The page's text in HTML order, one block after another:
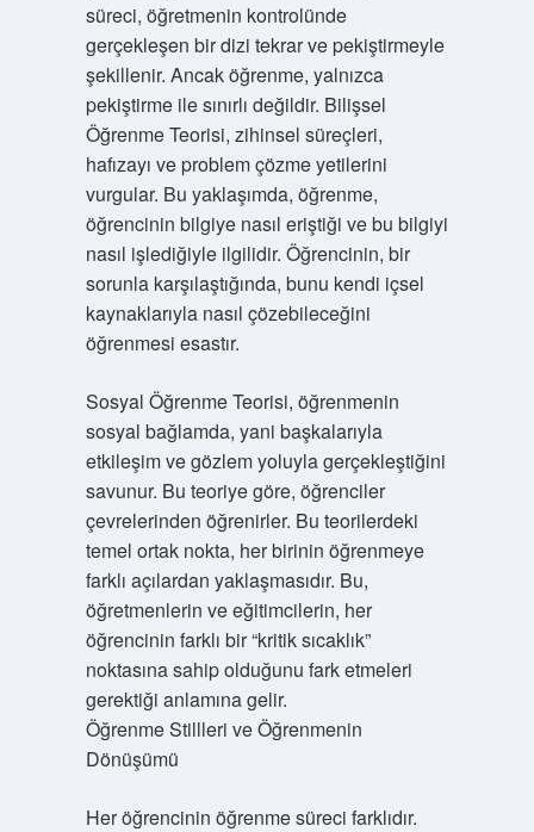
süreci, öğretmenin kontrolünde
gerçekleşen bir dizi tekrar ve pekiştirmeyle
şekillenir. Ancak öğrenme, yalnızca
pekiştirme ile sınırlı değildir. Bilişsel
Öğrenme Teorisi, zihinsel süreçleri,
hafızayı ve problem çözme yetilerini
vurgular. Bu yaklaşımda, öğrenme,
öğrencinin bilgiye nasıl eriştiği ve bu bilgiyi
nasıl işlediğiyle ilgilidir. Öğrencinin, bir
sorunla karşılaştığında, bunu kendi içsel
kaynaklarıyla nasıl çözebileceğini
öğrenmesi esastır.
Sosyal Öğrenme Teorisi, öğrenmenin
sosyal bağlamda, yani başkalarıyla
etkileşim ve gözlem yoluyla gerçekleştiğini
savunur. Bu teoriye göre, öğrenciler
çevrelerinden öğrenirler. Bu teorilerdeki
temel ortak nokta, her birinin öğrenmeye
farklı açılardan yaklaşmasıdır. Bu,
öğretmenlerin ve eğitimcilerin, her
öğrencinin farklı bir “kritik sıcaklık”
noktasına sahip olduğunu fark etmeleri
gerektiği anlamına gelir.
Öğrenme Stillleri ve Öğrenmenin
Dönüşümü
Her öğrencinin öğrenme süreci farklıdır.